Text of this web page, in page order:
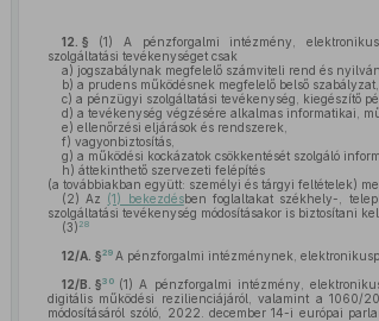
12. § (1)
A pénzforgalmi intézmény,
szolgáltatási tevékenységet csak
a) jogszabálynak megfelelő számviteli rend és
b) a prudens működésnek megfelelő belső szabályzat,
c) a pénzügyi szolgáltatási tevékenység, kiegészítő
d) a tevékenység végzésére alkalmas informatikai,
e) ellenőrzési eljárások és rendszerek,
f) vagyonbiztosítás,
g) a működési kockázatok csökkentését szolgáló
h) áttekinthető szervezeti felépítés
(a továbbiakban együtt: személyi és tárgyi feltételek)
(2) Az (1) bekezdésben foglaltakat székhely-,
szolgáltatási tevékenység módosításakor is biztosítani
(3) 28
12/A. §29 A pénzforgalmi intézménynek,
12/B. §30 (1) A pénzforgalmi intézmény,
digitális működési rezilienciájáról, valamint a 1060/
módosításáról szóló, 2022. december 14-i európai